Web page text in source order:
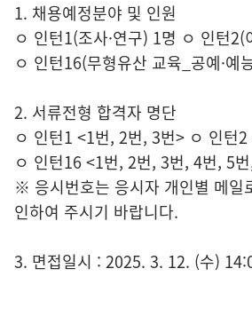
1. 채용예정분야 및 인원
ㅇ 인턴1(조사·연구) 1명 ㅇ 인턴2(
ㅇ 인턴16(무형유산 교육_공예·예
2. 서류전형 합격자 명단
ㅇ 인턴1 <1번, 2번, 3번> ㅇ 인턴
ㅇ 인턴16 <1번, 2번, 3번, 4번, 5
※ 응시번호는 응시자 개인별 메일
인하여 주시기 바랍니다.
3. 면접일시 : 2025. 3. 12. (수)